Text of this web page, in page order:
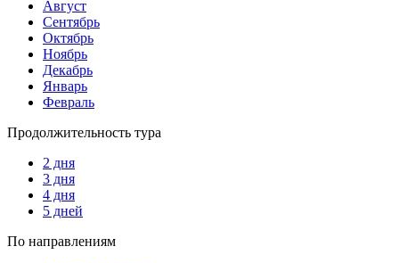
Август
Сентябрь
Октябрь
Ноябрь
Декабрь
Январь
Февраль
Продолжительность тура
2 дня
3 дня
4 дня
5 дней
По направлениям